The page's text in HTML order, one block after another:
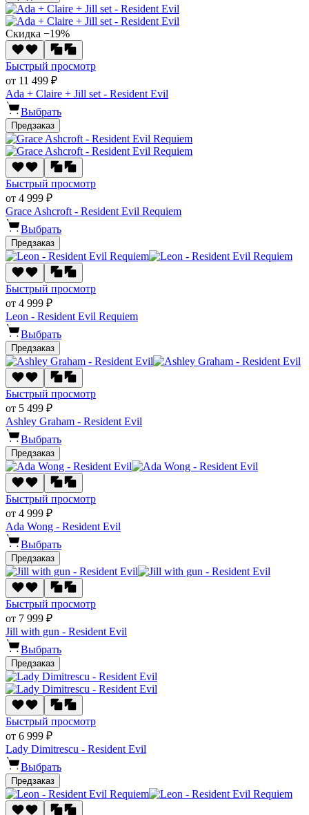
Скидка −19%
Быстрый просмотр
от 11 499 ₽
Ada + Claire + Jill set - Resident Evil
Выбрать
Предзаказ
Быстрый просмотр
от 4 999 ₽
Grace Ashcroft - Resident Evil Requiem
Выбрать
Предзаказ
Быстрый просмотр
от 4 999 ₽
Leon - Resident Evil Requiem
Выбрать
Предзаказ
Быстрый просмотр
от 5 499 ₽
Ashley Graham - Resident Evil
Выбрать
Предзаказ
Быстрый просмотр
от 4 999 ₽
Ada Wong - Resident Evil
Выбрать
Предзаказ
Быстрый просмотр
от 7 999 ₽
Jill with gun - Resident Evil
Выбрать
Предзаказ
Быстрый просмотр
от 6 999 ₽
Lady Dimitrescu - Resident Evil
Выбрать
Предзаказ